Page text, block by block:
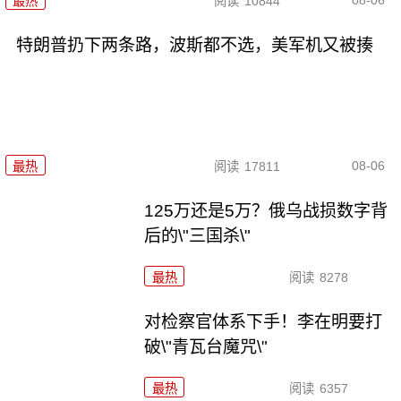
特朗普扔下两条路，波斯都不选，美军机又被揍
最热 阅读 17811 08-06
125万还是5万？俄乌战损数字背
后的\"三国杀\"
最热 阅读 8278
对检察官体系下手！李在明要打
破\"青瓦台魔咒\"
最热 阅读 6357